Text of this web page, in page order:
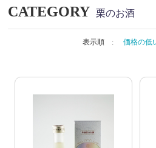
CATEGORY 栗のお酒
表示順 : 価格の低